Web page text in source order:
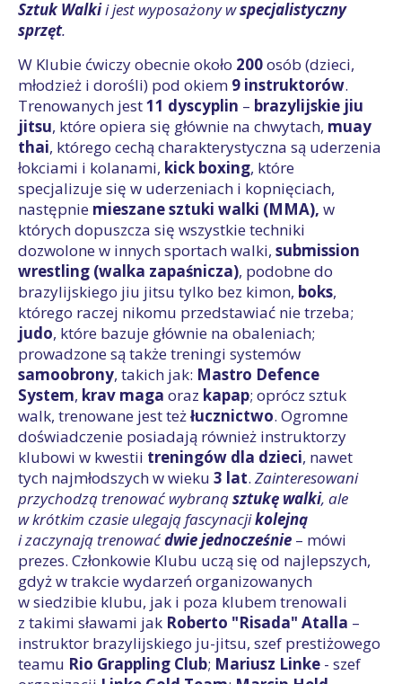
Sztuk Walkii jest wyposażony wspecjalistyczny
sprzęt.
W Klubie ćwiczy obecnie około 200osób (dzieci,
młodzież i dorośli) pod okiem 9 instruktorów.
Trenowanych jest11 dyscyplin – brazylijskie jiu
jitsu, które opiera się głównie na chwytach, muay
thai, którego cechą charakterystyczna są uderzenia
łokciami i kolanami, kick boxing, które
specjalizuje się w uderzeniach i kopnięciach,
następnie mieszane sztuki walki (MMA), w
których dopuszcza się wszystkie techniki
dozwolone w innych sportach walki, submission
wrestling (walka zapaśnicza), podobne do
brazylijskiego jiu jitsu tylko bez kimon, boks,
którego raczej nikomu przedstawiać nie trzeba;
judo, które bazuje głównie na obaleniach;
prowadzone są także treningi systemów
samoobrony, takich jak: Mastro Defence
System, krav maga oraz kapap; oprócz sztuk
walk, trenowane jest teżłucznictwo. Ogromne
doświadczenie posiadają również instruktorzy
klubowi w kwestii treningów dla dzieci, nawet
tych najmłodszych w wieku 3 lat. Zainteresowani
przychodzą trenować wybranąsztukę walki, ale
w krótkim czasie ulegają fascynacjikolejną
i zaczynają trenowaćdwie jednocześnie – mówi
prezes. Członkowie Klubu uczą się od najlepszych,
gdyż w trakcie wydarzeń organizowanych
w siedzibie klubu, jak i poza klubem trenowali
z takimi sławami jak Roberto "Risada" Atalla –
instruktor brazylijskiego ju-jitsu, szef prestiżowego
teamu Rio Grappling Club; Mariusz Linke - szef